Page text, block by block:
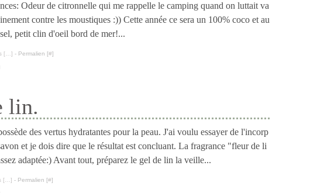
nces: Odeur de citronnelle qui me rappelle le camping quand on luttait va
inement contre les moustiques :)) Cette année ce sera un 100% coco et au
sel, petit clin d'oeil bord de mer!...
[ ] - Permalien [#]
lin.
des vertus hydratantes pour la peau. J'ai voulu essayer de l'incorp
et je dois dire que le résultat est concluant. La fragrance "fleur de li
adaptée:) Avant tout, préparez le gel de lin la veille...
[ ] - Permalien [#]